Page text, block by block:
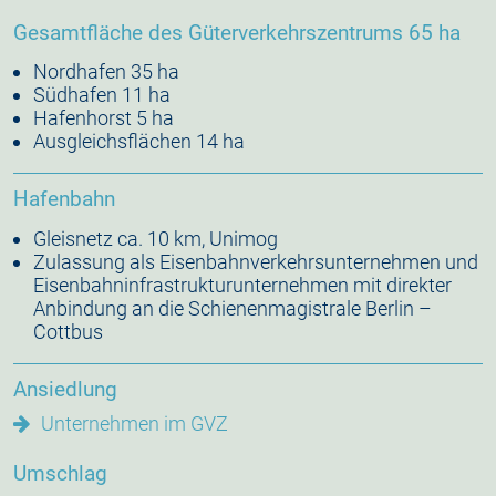
Impressum
Gesamtfläche des Güterverkehrszentrums 65 ha
Nordhafen 35 ha
Südhafen 11 ha
Hafenhorst 5 ha
Ausgleichsflächen 14 ha
Hafenbahn
Gleisnetz ca. 10 km, Unimog
Zulassung als Eisenbahnverkehrsunternehmen und
Eisenbahninfrastrukturunternehmen mit direkter
Anbindung an die Schienenmagistrale Berlin –
Cottbus
Ansiedlung
Unternehmen im GVZ
Umschlag